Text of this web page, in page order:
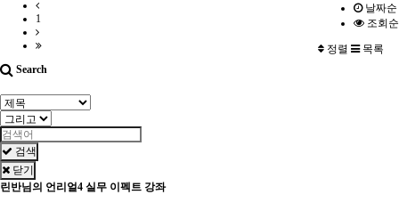
날짜순
조회순
정렬 목록
1
Search
검색
닫기
린반님의 언리얼4 실무 이펙트 강좌